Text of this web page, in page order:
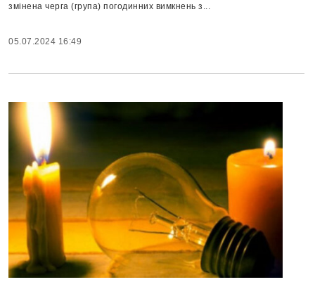
змінена черга (група) погодинних вимкнень з...
05.07.2024 16:49